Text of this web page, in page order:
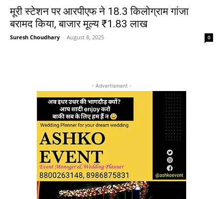
मूरी स्टेशन पर आरपीएफ ने 18.3 किलोग्राम गांजा
बरामद किया, बाजार मूल्य ₹1.83 लाख
Suresh Choudhary - August 8, 2025 0
- Advertisment -